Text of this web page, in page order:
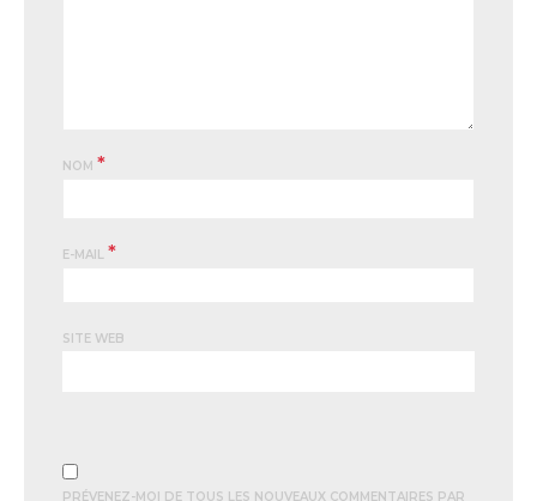
NOM *
E-MAIL *
SITE WEB
PRÉVENEZ-MOI DE TOUS LES NOUVEAUX COMMENTAIRES PAR